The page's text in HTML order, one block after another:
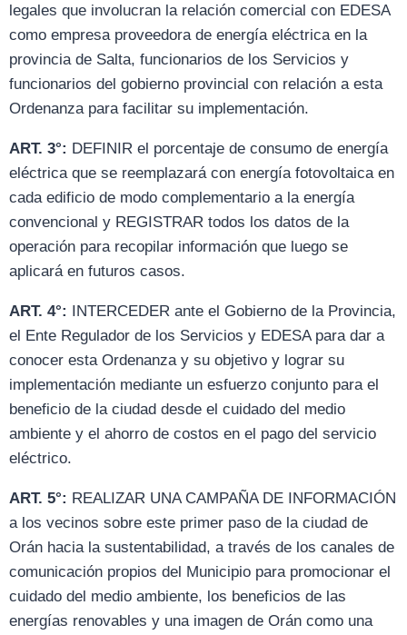
legales que involucran la relación comercial con EDESA
como empresa proveedora de energía eléctrica en la
provincia de Salta, funcionarios de los Servicios y
funcionarios del gobierno provincial con relación a esta
Ordenanza para facilitar su implementación.
ART. 3°: DEFINIR el porcentaje de consumo de energía
eléctrica que se reemplazará con energía fotovoltaica en
cada edificio de modo complementario a la energía
convencional y REGISTRAR todos los datos de la
operación para recopilar información que luego se
aplicará en futuros casos.
ART. 4°: INTERCEDER ante el Gobierno de la Provincia,
el Ente Regulador de los Servicios y EDESA para dar a
conocer esta Ordenanza y su objetivo y lograr su
implementación mediante un esfuerzo conjunto para el
beneficio de la ciudad desde el cuidado del medio
ambiente y el ahorro de costos en el pago del servicio
eléctrico.
ART. 5°: REALIZAR UNA CAMPAÑA DE INFORMACIÓN
a los vecinos sobre este primer paso de la ciudad de
Orán hacia la sustentabilidad, a través de los canales de
comunicación propios del Municipio para promocionar el
cuidado del medio ambiente, los beneficios de las
energías renovables y una imagen de Orán como una